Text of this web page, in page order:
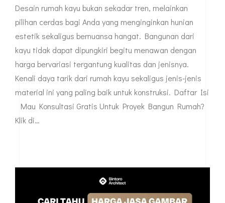
Desain rumah kayu bukan sekadar tren, melainkan
pilihan cerdas bagi Anda yang menginginkan hunian
estetik sekaligus bernuansa hangat. Bangunan dari
kayu tidak dapat dipungkiri begitu menawan dengan
harga bervariasi tergantung kualitas dan jenisnya.
Kenali daya tarik dari rumah kayu sekaligus jenis-jenis
material ini yang paling baik untuk konstruksi. Daftar Isi
Mau Konsultasi Gratis Untuk Proyek Bangun Rumah?
Klik di…